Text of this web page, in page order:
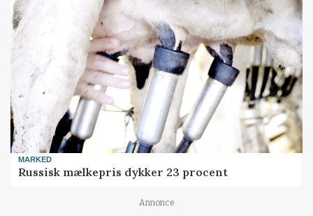
MARKED
Russisk mælkepris dykker 23 procent
Annonce